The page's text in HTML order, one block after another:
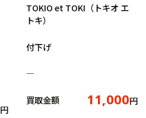
円
TOKIO et TOKI（トキオ エ
トキ）
付下げ
―
買取金額 11,000円